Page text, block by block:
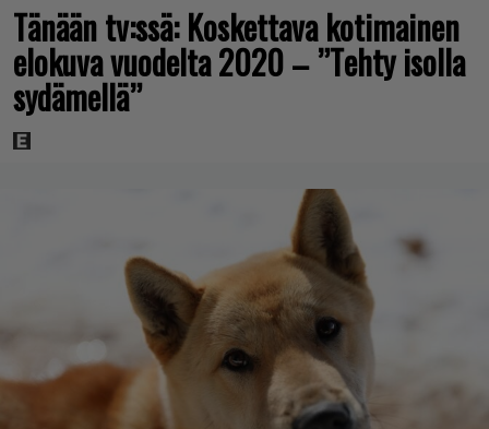
Tänään tv:ssä: Koskettava kotimainen
elokuva vuodelta 2020 – ”Tehty isolla
sydämellä”